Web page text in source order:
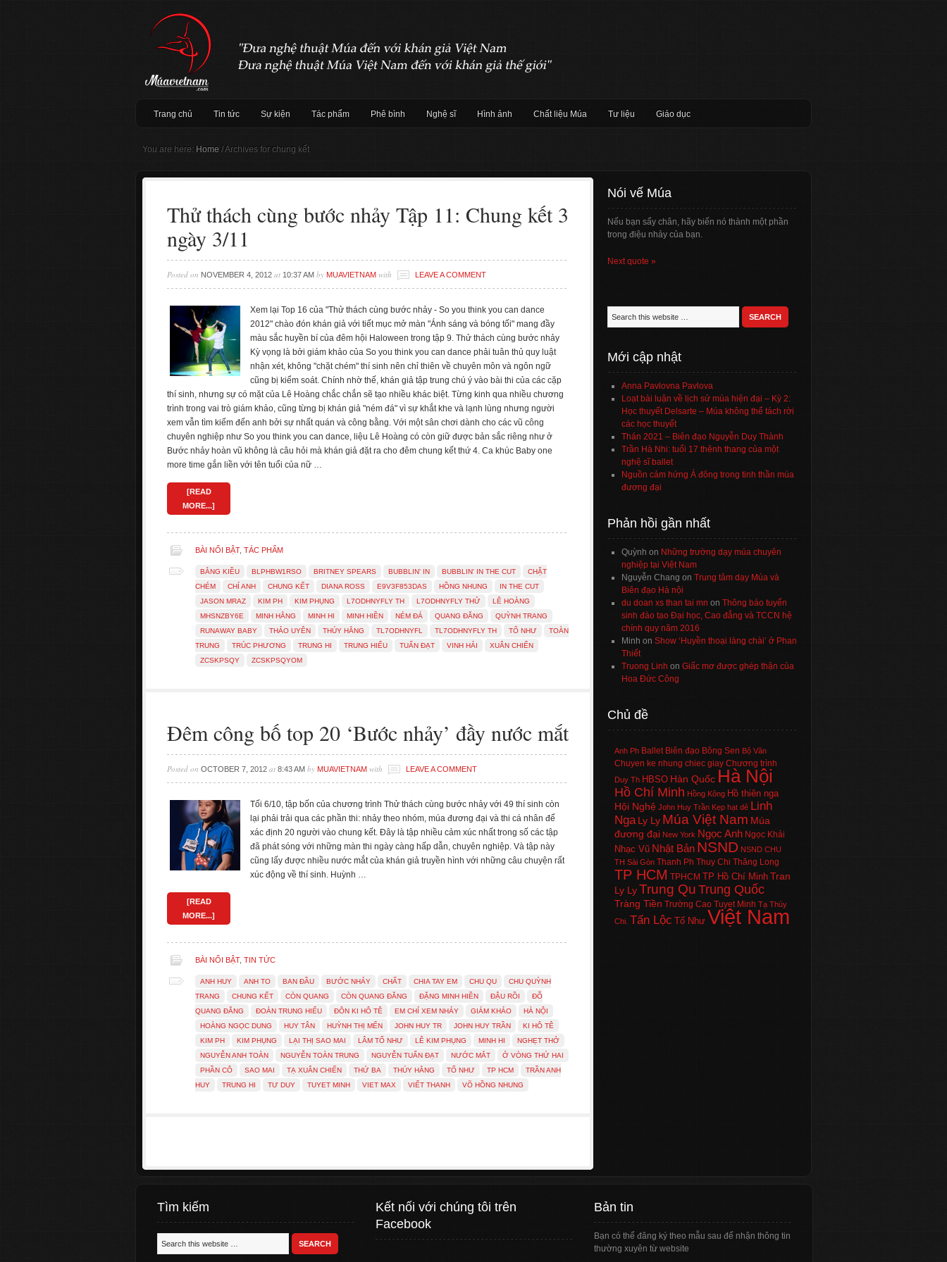
Trang chủ Tin tức Sự kiện Tác phẩm Phê bình Nghệ sĩ Hình ảnh Chất liệu Múa Tư liệu Giáo dục
You are here: Home /Archives for chung kết
Thử thách cùng bước nhảy Tập 11: Chung kết 3
ngày 3/11
Posted on NOVEMBER 4, 2012 at 10:37 AM by MUAVIETNAM with LEAVE A COMMENT
Xem lại Top 16 của "Thử thách cùng bước nhảy - So you think you can dance
2012" chào đón khán giả với tiết mục mở màn "Ánh sáng và bóng tối" mang đầy
màu sắc huyền bí của đêm hội Haloween trong tập 9. Thử thách cùng bước nhảy
Kỳ vọng là bởi giám khảo của So you think you can dance phải tuân thủ quy luật
nhận xét, không "chặt chém" thí sinh nên chỉ thiên về chuyên môn và ngôn ngữ
cũng bị kiểm soát. Chính nhờ thế, khán giả tập trung chú ý vào bài thi của các cặp
thí sinh, nhưng sự có mặt của Lê Hoàng chắc chắn sẽ tạo nhiều khác biệt. Từng kinh qua nhiều chương
trình trong vai trò giám khảo, cũng từng bị khán giả "ném đá" vì sự khắt khe và lạnh lùng nhưng người
xem vẫn tìm kiếm đến anh bởi sự nhất quán và công bằng. Với một sân chơi dành cho các vũ công
chuyên nghiệp như So you think you can dance, liệu Lê Hoàng có còn giữ được bản sắc riêng như ở
Bước nhảy hoàn vũ không là câu hỏi mà khán giả đặt ra cho đêm chung kết thứ 4. Ca khúc Baby one
more time gắn liền với tên tuổi của nữ …
[READ
MORE...]
BÀI NỔI BẬT, TÁC PHẨM
BẰNG KIỀU BLPHBW1RSO BRITNEY SPEARS BUBBLIN' IN BUBBLIN' IN THE CUT
CHẶT
CHÉM
CHÍ ANH CHUNG KẾT DIANA ROSS E9V3F853DAS HỒNG NHUNG
IN THE CUT
JASON MRAZ
KIM PH KIM PHỤNG L7ODHNYFLY TH L7ODHNYFLY THỬ
LÊ HOÀNG
MHSNZBY6E
MINH HẰNG MINH HI MINH HIỀN NÉM ĐÁ QUANG ĐĂNG
QUỲNH TRANG
RUNAWAY BABY
THẢO UYÊN THÚY HẰNG TL7ODHNYFL TL7ODHNYFLY TH TỐ NHƯ
TOÀN
TRUNG
TRÚC PHƯƠNG TRUNG HI TRUNG HIẾU TUẤN ĐẠT VINH HẢI
XUÂN CHIẾN
ZCSKPSQY
ZCSKPSQYOM
Đêm công bố top 20 ‘Bước nhảy’ đầy nước mắt
Posted on OCTOBER 7, 2012 at 8:43 AM by MUAVIETNAM with LEAVE A COMMENT
Tối 6/10, tập bốn của chương trình Thử thách cùng bước nhảy với 49 thí sinh còn
lại phải trải qua các phần thi: nhảy theo nhóm, múa đương đại và thi cá nhân để
xác định 20 người vào chung kết. Đây là tập nhiều cảm xúc nhất trong số các tập
đã phát sóng với những màn thi ngày càng hấp dẫn, chuyên nghiệp. Và tập này
cũng lấy được nhiều nước mắt của khán giả truyền hình với những câu chuyện rất
xúc động về thí sinh. Huỳnh …
[READ
MORE...]
BÀI NỔI BẬT, TIN TỨC
ANH HUY ANH TO BAN ĐẦU BƯỚC NHẢY CHẤT CHIA TAY EM CHU QU
CHU QUỲNH
TRANG
CHUNG KẾT CÒN QUANG CÒN QUANG ĐĂNG ĐẶNG MINH HIỀN ĐẬU RỒI
ĐỖ
QUANG ĐĂNG
ĐOÀN TRUNG HIẾU ĐÔN KI HÔ TÊ EM CHỈ XEM NHẢY GIÁM KHẢO
HÀ NỘI
HOÀNG NGỌC DUNG
HUY TÂN HUỲNH THỊ MẾN JOHN HUY TR JOHN HUY TRẦN
KI HÔ TÊ
KIM PH
KIM PHỤNG LẠI THỊ SAO MAI LÂM TỐ NHƯ LÊ KIM PHỤNG MINH HI
NGHẸT THỞ
NGUYỄN ANH TOÀN
NGUYỄN TOÀN TRUNG NGUYỄN TUẤN ĐẠT NƯỚC MẮT
Ở VÒNG THỨ HAI
PHẦN CÔ
SAO MAI TẠ XUÂN CHIẾN THỨ BA THÚY HẰNG TỐ NHƯ TP HCM
TRẦN ANH
HUY
TRUNG HI TƯ DUY TUYET MINH VIET MAX VIẾT THANH VÕ HỒNG NHUNG
Nói vế Múa
Nếu bạn sẩy chân, hãy biến nó thành một phần
trong điệu nhảy của bạn.
Next quote »
Mới cập nhật
Anna Pavlovna Pavlova
Loạt bài luận về lịch sử múa hiện đại – Kỳ 2:
Học thuyết Delsarte – Múa không thể tách rời
các học thuyết
Thán 2021 – Biên đạo Nguyễn Duy Thành
Trần Hà Nhi: tuổi 17 thênh thang của một
nghệ sĩ ballet
Nguồn cảm hứng Á đông trong tinh thần múa
đương đại
Phản hồi gần nhất
Quỳnh on Những trường dạy múa chuyên
nghiệp tại Việt Nam
Nguyễn Chang on Trung tâm dạy Múa và
Biên đạo Hà nội
du doan xs than tai mn on Thông báo tuyển
sinh đào tạo Đại học, Cao đẳng và TCCN hệ
chính quy năm 2016
Minh on Show ‘Huyền thoại làng chài’ ở Phan
Thiết
Truong Linh on Giấc mơ được ghép thận của
Hoa Đức Công
Chủ đề
Anh Ph Ballet Biên đạo Bông Sen Bộ Văn
Chuyen ke nhung chiec giay Chương trình
Duy Th HBSO Hàn Quốc Hà Nội
Hồ Chí Minh Hồng Kông Hồ thiên nga
Hội Nghệ John Huy Trần Kẹp hạt dẻ Linh
Nga Ly Ly Múa Việt Nam Múa
đương đại New York Ngọc Anh Ngọc Khải
Nhạc Vũ Nhật Bản NSND NSND CHU
TH Sài Gòn Thanh Ph Thuy Chi Thăng Long
TP HCM TPHCM TP Hồ Chí Minh Tran
Ly LyTrung Qu Trung Quốc
Tràng Tiền Trường Cao Tuyet Minh Tạ Thùy
Chi. Tấn Lộc Tố Như Việt Nam
Tìm kiếm
Kết nối với chúng tôi trên
Facebook
Bản tin
Bạn có thể đăng ký theo mẫu sau để nhận thông tin
thường xuyên từ website